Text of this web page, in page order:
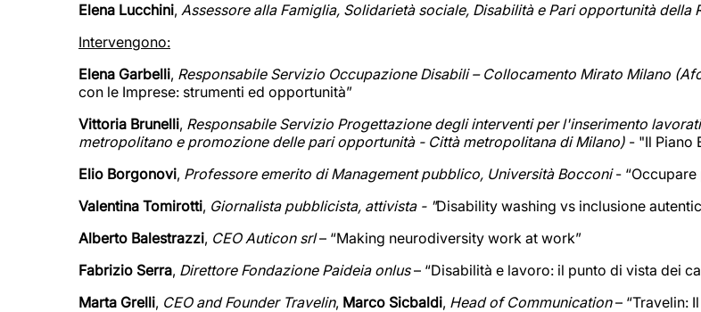
Elena Lucchini, Assessore alla Famiglia, Solidarietà sociale, Disabilità e Pari opportunità della
Intervengono:
Elena Garbelli, Responsabile Servizio Occupazione Disabili – Collocamento Mirato Milano
con le Imprese: strumenti ed opportunità”
Vittoria Brunelli, Responsabile Servizio Progettazione degli interventi per l'inserimento
metropolitano e promozione delle pari opportunità - Città metropolitana di Milano) - "Il Piano
Elio Borgonovi, Professore emerito di Management pubblico, Università Bocconi-
Valentina Tomirotti, Giornalista pubblicista, attivista - "Disability washing vs inclusione
Alberto Balestrazzi, CEO Auticon srl– “Making neurodiversity work at work”
Fabrizio Serra, Direttore Fondazione Paideia onlus– “Disabilità e lavoro: il punto di vista dei
Marta Grelli, CEO and Founder Travelin, Marco Sicbaldi, Head of Communication– “Travelin: